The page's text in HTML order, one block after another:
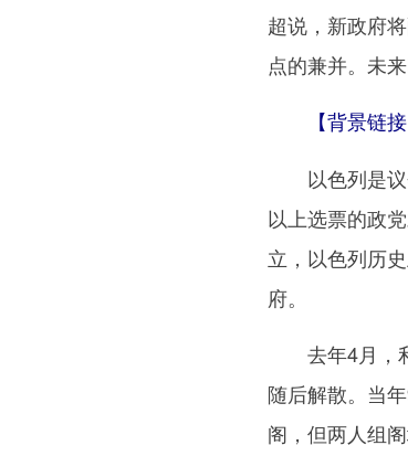
超说，新政府
点的兼并。未
【背景链接
以色列是议
以上选票的政
立，以色列历
府。
去年4月，利
随后解散。当
阁，但两人组